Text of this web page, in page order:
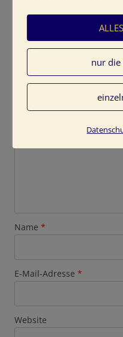
Schreibe einen
Deine E-Mail-Adresse
Erforderliche Felder sind
Name *
E-Mail-Adresse *
Website
nur